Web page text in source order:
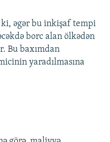
ki, əgər bu inkişaf tempi
borc alan ölkədən
Bu baxımdan
yaradılmasına